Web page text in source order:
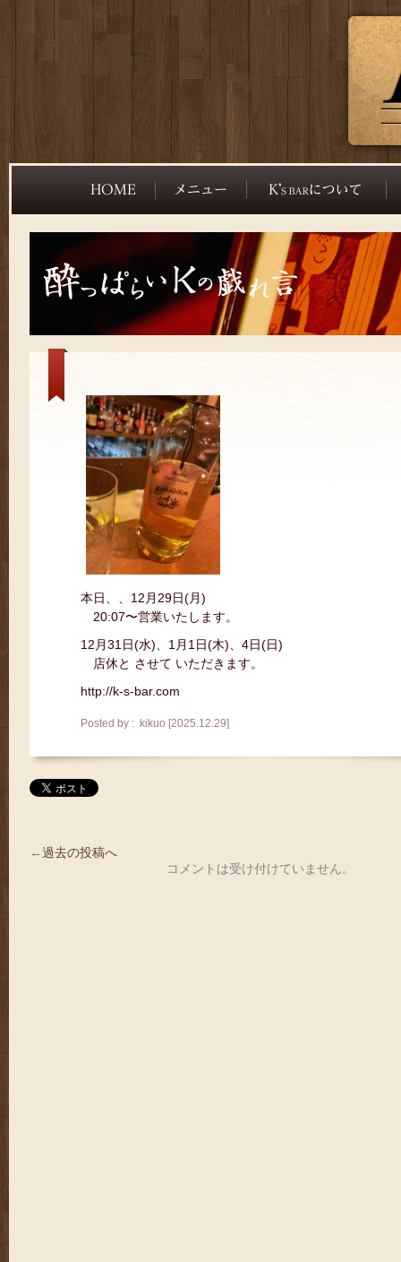
本日、、12月29日(月)
20:07〜営業いたします。
12月31日(水)、1月1日(木)、4日(日)
店休と させて いただきます。
http://k-s-bar.com
Posted by : kikuo [2025.12.29]
←過去の投稿へ
コメントは受け付けていません。